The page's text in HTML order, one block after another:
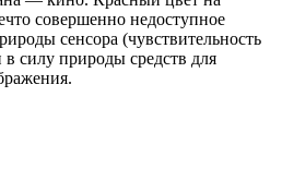
совершенно недоступное
сенсора (чувствительность
в силу природы средств для